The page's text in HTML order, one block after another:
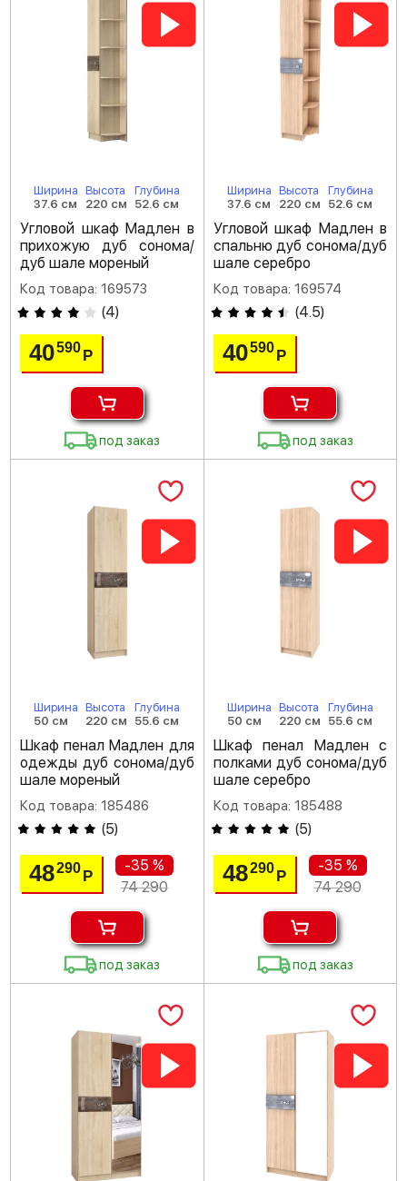
Ширина
37.6 см
Высота
220 см
Глубина
52.6 см
Угловой шкаф Мадлен в
прихожую дуб сонома/
дуб шале мореный
Код товара: 169573
(4)
40590Р
под заказ
Ширина
37.6 см
Высота
220 см
Глубина
52.6 см
Угловой шкаф Мадлен в
спальню дуб сонома/дуб
шале серебро
Код товара: 169574
(4.5)
40590 Р
под заказ
Ширина
50 см
Высота
220 см
Глубина
55.6 см
Шкаф пенал Мадлен для
одежды дуб сонома/дуб
шале мореный
Код товара: 185486
(5)
48290Р
-35 %
74 290
под заказ
Ширина
50 см
Высота
220 см
Глубина
55.6 см
Шкаф пенал Мадлен с
полками дуб сонома/дуб
шале серебро
Код товара: 185488
(5)
48290 Р
-35 %
74 290
под заказ